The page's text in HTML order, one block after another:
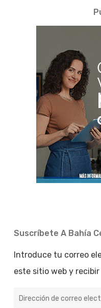
Suscríbete A Bahía
Introduce tu correo
este sitio web y
de